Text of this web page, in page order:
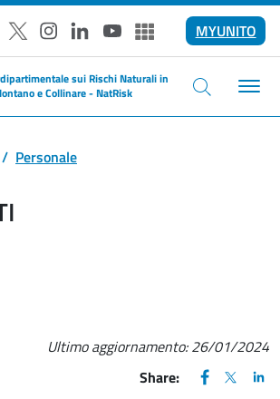
X Instagram
LinkedInYouTubeAltri social
MYUNITO
sui Rischi Naturali in
e Collinare - NatRisk
Personale
Ultimo aggiornamento:26/01/2024
Share:
FACEBOOK
(apre una
X
(apre